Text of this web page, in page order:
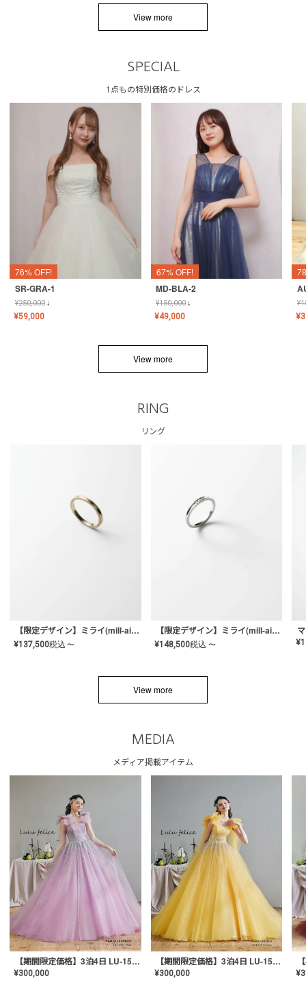
View more
SPECIAL
1点もの特別価格のドレス
76% OFF!
SR-GRA-1
¥250,000↓
¥59,000
67% OFF!
MD-BLA-2
¥150,000↓
¥49,000
¥
¥
View more
RING
リング
【限定デザイン】ミライ(mill-ai)リング
¥137,500税込 〜
【限定デザイン】ミライ(mill-ai)リング
¥148,500税込 〜 ¥
View more
MEDIA
メディア掲載アイテム
【期間限定価格】3泊4日 LU-1501(Pink)
¥300,000
【期間限定価格】3泊4日 LU-1501(Yellow)
¥300,000 ¥